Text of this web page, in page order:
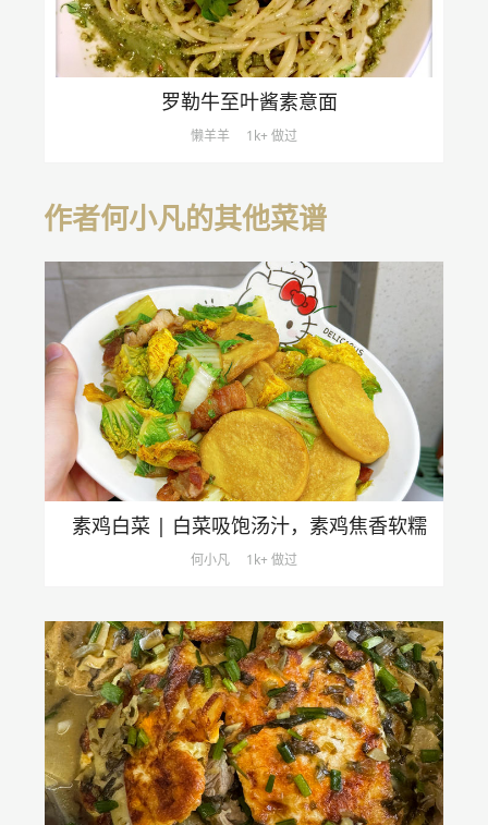
罗勒牛至叶酱素意面
懒羊羊 1k+ 做过
作者何小凡的其他菜谱
素鸡白菜 | 白菜吸饱汤汁，素鸡焦香软糯
何小凡 1k+ 做过